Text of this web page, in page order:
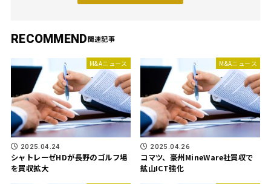
RECOMMEND
M&Aニュース
2025.04.24
シャトレーゼHDが長野のゴルフ場
を買収拡大
M&Aニュース
2025.04.26
コマツ、豪州MineWare社買収で
鉱山ICT強化